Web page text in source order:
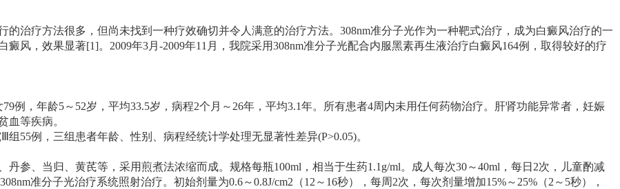
治疗方法很多，但尚未找到一种疗效确切并令人满意的治疗方法。308nm准分子光作为一种靶式治疗，成为白癜风治疗的一
风，效果显著[1]。2009年3月-2009年11月，我院采用308nm准分子光配合内服黑素再生液治疗白癜风164例，取得较好的疗
例，年龄5～52岁，平均33.5岁，病程2个月～26年，平均3.1年。所有患者4周内未用任何药物治疗。肝肾功能异常者，妊娠
血等疾病。
55例，三组患者年龄、性别、病程经统计学处理无显著性差异(P>0.05)。
参、当归、黄芪等，采用煎煮法浓缩而成。规格每瓶100ml，相当于生药1.1g/ml。成人每次30～40ml，每日2次，儿童酌减
准分子光治疗系统照射治疗。初始剂量为0.6～0.8J/cm2（12～16秒），每周2次，每次剂量增加15%～25%（2～5秒），